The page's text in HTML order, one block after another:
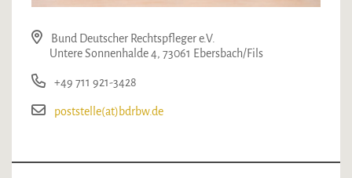
Bund Deutscher Rechtspfleger e.V.
Untere Sonnenhalde 4, 73061 Ebersbach/Fils
+49 711 921-3428
poststelle(at)bdrbw.de